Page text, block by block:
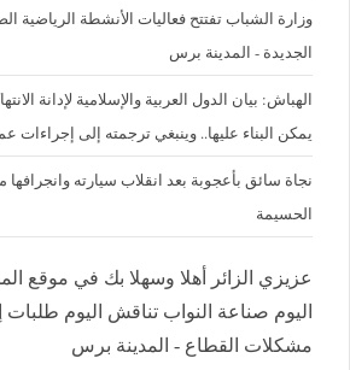
وزارة الشباب تفتتح فعاليات الأنشطة الرياضية
الجديدة - المدينة برس
الهباش: بيان الدول العربية والإسلامية لإدانة
يمكن البناء عليها.. وينبغي ترجمته إلى إجراءات
نجاة سائق بأعجوبة بعد انقلاب سيارته
الحسيمة
عزيزي الزائر أهلا وسهلا بك في موقع
اليوم صناعة النواب تناقش اليوم
مشكلات القطاع - المدينة برس